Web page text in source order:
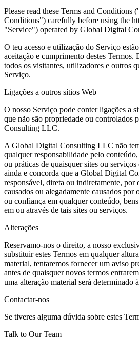
Please read these Terms and Conditions
Conditions") carefully before using the
"Service") operated by Global Digital
O teu acesso e utilização do Serviço
aceitação e cumprimento destes Termos.
todos os visitantes, utilizadores e outros
Serviço.
Ligações a outros sítios Web
O nosso Serviço pode conter ligações a
que não são propriedade ou controlados
Consulting LLC.
A Global Digital Consulting LLC não
qualquer responsabilidade pelo
ou práticas de quaisquer sites ou
ainda e concorda que a Global Digital
responsável, direta ou indiretamente, por
causados ou alegadamente causados por
ou confiança em qualquer conteúdo,
em ou através de tais sites ou serviços.
Alterações
Reservamo-nos o direito, a nosso
substituir estes Termos em qualquer
material, tentaremos fornecer um aviso
antes de quaisquer novos termos
uma alteração material será determinado
Contactar-nos
Se tiveres alguma dúvida sobre estes
Talk to Our Team